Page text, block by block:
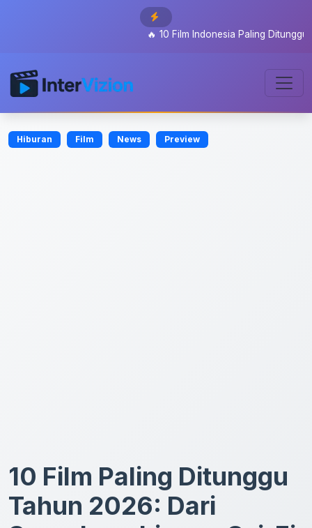
10 Film Indonesia Paling Ditunggu
Hiburan Film News Preview
10 Film Paling Ditunggu
Tahun 2026: Dari